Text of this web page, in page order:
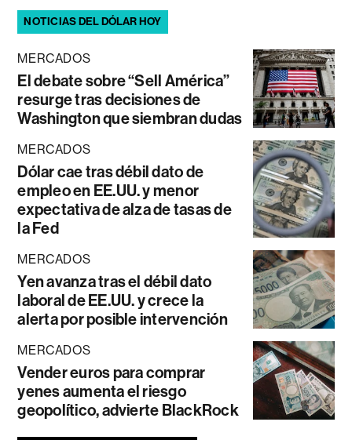
NOTICIAS DEL DÓLAR HOY
MERCADOS
El debate sobre “Sell América”
resurge tras decisiones de
Washington que siembran dudas
MERCADOS
Dólar cae tras débil dato de
empleo en EE.UU. y menor
expectativa de alza de tasas de
la Fed
MERCADOS
Yen avanza tras el débil dato
laboral de EE.UU. y crece la
alerta por posible intervención
MERCADOS
Vender euros para comprar
yenes aumenta el riesgo
geopolítico, advierte BlackRock